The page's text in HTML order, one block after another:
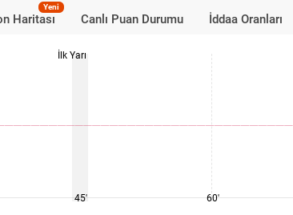
Haritası
Yeni
Canlı Puan Durumu İddaa Oranları
İlk Yarı
45' 60'